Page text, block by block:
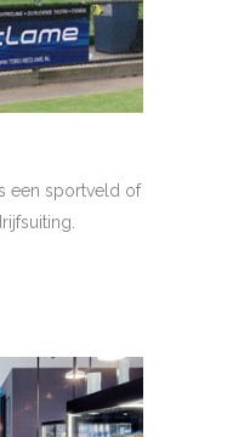
een sportveld of